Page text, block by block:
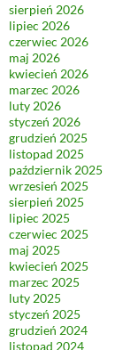
sierpień 2026
lipiec 2026
czerwiec 2026
maj 2026
kwiecień 2026
marzec 2026
luty 2026
styczeń 2026
grudzień 2025
listopad 2025
październik 2025
wrzesień 2025
sierpień 2025
lipiec 2025
czerwiec 2025
maj 2025
kwiecień 2025
marzec 2025
luty 2025
styczeń 2025
grudzień 2024
listopad 2024